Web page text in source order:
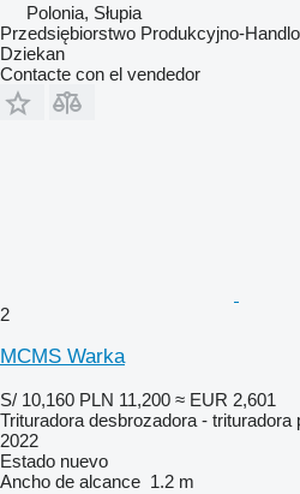
Polonia, Słupia
Przedsiębiorstwo Produkcyjno-
Dziekan
Contacte con el vendedor
2
MCMS Warka
S/ 10,160 PLN 11,200 ≈ EUR 2,601
Trituradora desbrozadora - trituradora
2022
Estado nuevo
Ancho de alcance 1.2 m